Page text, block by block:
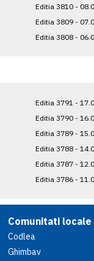
Editia 3810 -
Editia 3809 -
Editia 3808 -
Editia 3791 -
Editia 3790 -
Editia 3789 -
Editia 3788 -
Editia 3787 -
Editia 3786 -
Comunitati locale
Codlea
Ghimbav